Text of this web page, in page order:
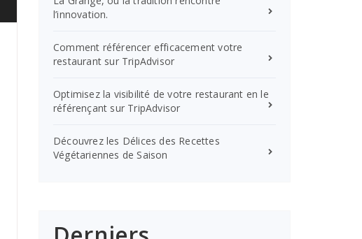
l’innovation.
Comment référencer efficacement votre
restaurant sur TripAdvisor
Optimisez la visibilité de votre restaurant en le
référençant sur TripAdvisor
Découvrez les Délices des Recettes
Végétariennes de Saison